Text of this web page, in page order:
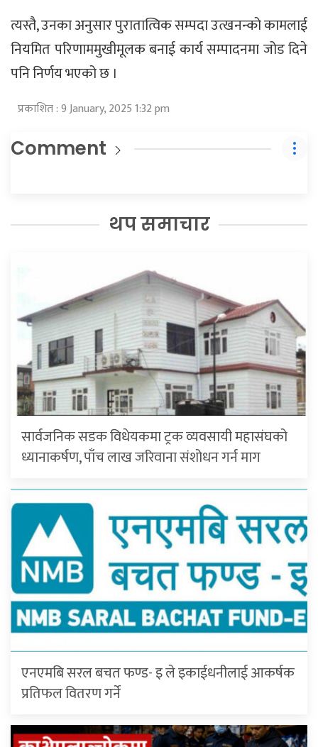
त्यस्तै, उनका अनुसार पुरातात्विक सम्पदा उत्खनन्को कामलाई
नियमित परिणाममुखीमूलक बनाई कार्य सम्पादनमा जोड दिने
पनि निर्णय भएको छ ।
प्रकाशित : 9 January, 2025 1:32 pm
Comment
थप समाचार
सार्वजनिक सडक विधेयकमा ट्रक व्यवसायी महासंघको
ध्यानाकर्षण, पाँच लाख जरिवाना संशोधन गर्न माग
एनएमबि सरल बचत फण्ड- इ ले इकाईधनीलाई आकर्षक
प्रतिफल वितरण गर्ने